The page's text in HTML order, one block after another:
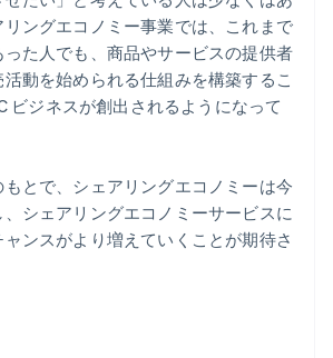
リングエコノミー事業では、これまで
た人でも、商品やサービスの提供者
動を始められる仕組みを構築するこ
ビジネスが創出されるようになって
とで、シェアリングエコノミーは今
シェアリングエコノミーサービスに
ンスがより増えていくことが期待さ